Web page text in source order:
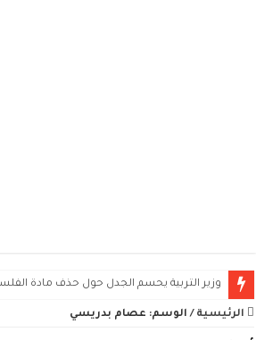
وزير التربية يحسم الجدل حول حذف مادة
الرئيسية / الوسم: عصام بدريسي